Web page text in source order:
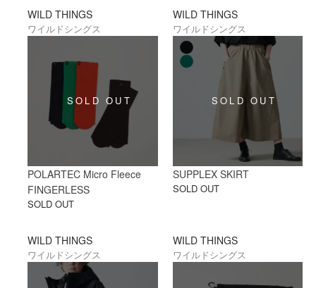
WILD THINGS
ワイルドシングス
POLARTEC Micro Fleece
FINGERLESS
SOLD OUT
WILD THINGS
ワイルドシングス
SUPPLEX SKIRT
SOLD OUT
WILD THINGS
ワイルドシングス
WILD THINGS
ワイルドシングス